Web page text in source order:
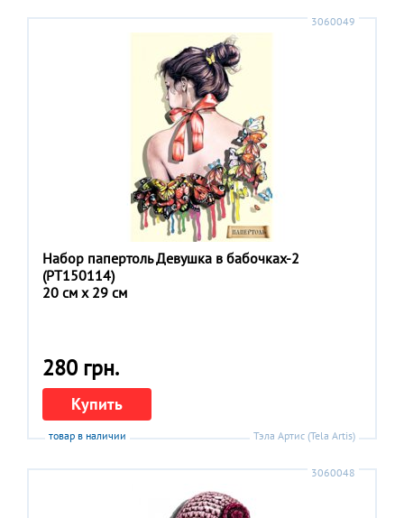
3060049
Набор папертоль Девушка в бабочках-2
(РТ150114)
20 см x 29 см
280 грн.
Купить
товар в наличии Тэла Артис (Tela Artis)
3060048